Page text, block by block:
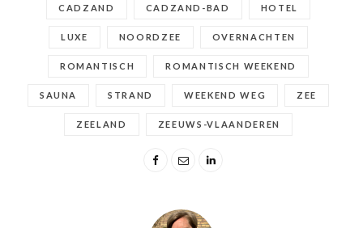
CADZAND CADZAND-BAD HOTEL
LUXE NOORDZEE OVERNACHTEN
ROMANTISCH ROMANTISCH WEEKEND
SAUNA STRAND WEEKEND WEG ZEE
ZEELAND ZEEUWS-VLAANDEREN